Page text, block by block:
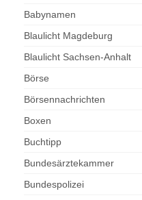
Babynamen
Blaulicht Magdeburg
Blaulicht Sachsen-Anhalt
Börse
Börsennachrichten
Boxen
Buchtipp
Bundesärztekammer
Bundespolizei